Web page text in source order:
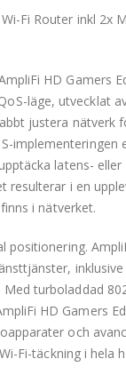
Fi Router inkl 2x
HD Gamers
läge, utvecklat
justera nätverk
implementeringen
latens- eller
resulterar i en
i nätverket.
inklusive
turboladdad
HD Gamers
och
Fi-täckning i hela